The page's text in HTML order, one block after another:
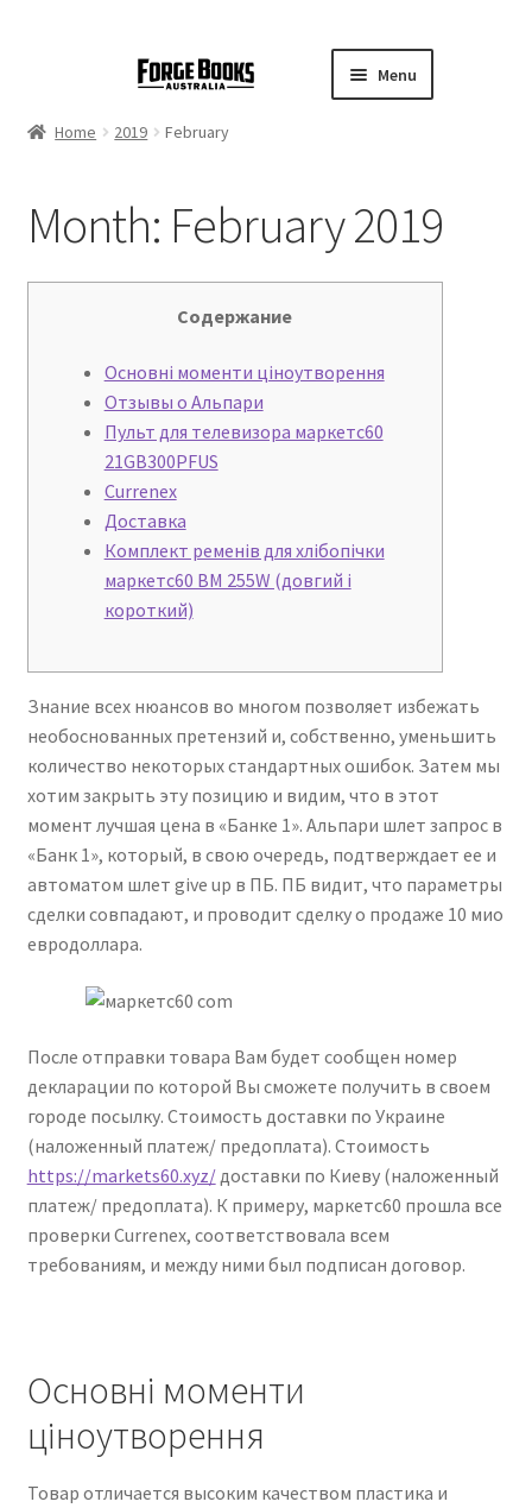
Menu
Home 2019 February
Month: February 2019
Содержание
Основні моменти ціноутворення
Отзывы о Альпари
Пульт для телевизора маркетс60
21GB300PFUS
Currenex
Доставка
Комплект ременів для хлібопічки
маркетс60 BM 255W (довгий і
короткий)
Знание всех нюансов во многом позволяет избежать
необоснованных претензий и, собственно, уменьшить
количество некоторых стандартных ошибок. Затем мы
хотим закрыть эту позицию и видим, что в этот
момент лучшая цена в «Банке 1». Альпари шлет запрос в
«Банк 1», который, в свою очередь, подтверждает ее и
автоматом шлет give up в ПБ. ПБ видит, что параметры
сделки совпадают, и проводит сделку о продаже 10 мио
евродоллара.
После отправки товара Вам будет сообщен номер
декларации по которой Вы сможете получить в своем
городе посылку. Стоимость доставки по Украине
(наложенный платеж/ предоплата). Стоимость
https://markets60.xyz/доставки по Киеву (наложенный
платеж/ предоплата). К примеру, маркетс60 прошла все
проверки Currenex, соответствовала всем
требованиям, и между ними был подписан договор.
Основні моменти
ціноутворення
Товар отличается высоким качеством пластика и